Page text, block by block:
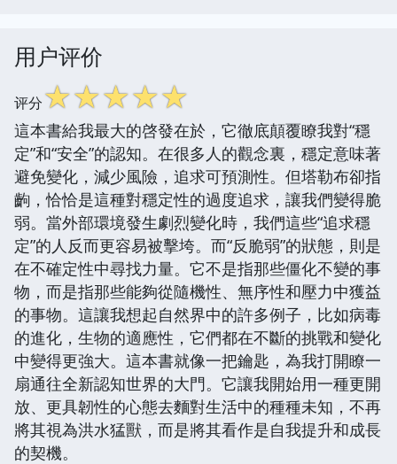
用户评价
评分☆☆☆☆☆
這本書給我最大的啓發在於，它徹底顛覆瞭我對“穩
定”和“安全”的認知。在很多人的觀念裏，穩定意味著
避免變化，減少風險，追求可預測性。但塔勒布卻指
齣，恰恰是這種對穩定性的過度追求，讓我們變得脆
弱。當外部環境發生劇烈變化時，我們這些“追求穩
定”的人反而更容易被擊垮。而“反脆弱”的狀態，則是
在不確定性中尋找力量。它不是指那些僵化不變的事
物，而是指那些能夠從隨機性、無序性和壓力中獲益
的事物。這讓我想起自然界中的許多例子，比如病毒
的進化，生物的適應性，它們都在不斷的挑戰和變化
中變得更強大。這本書就像一把鑰匙，為我打開瞭一
扇通往全新認知世界的大門。它讓我開始用一種更開
放、更具韌性的心態去麵對生活中的種種未知，不再
將其視為洪水猛獸，而是將其看作是自我提升和成長
的契機。